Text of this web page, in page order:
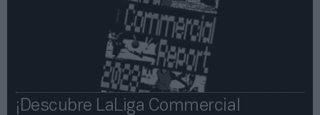
¡Descubre LaLiga Commercial